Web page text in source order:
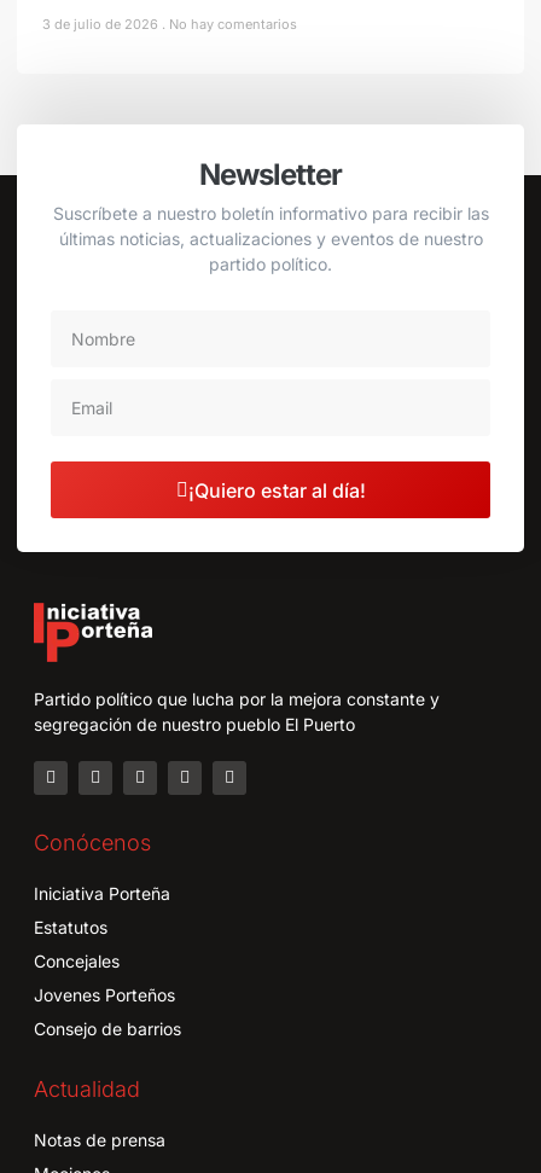
3 de julio de 2026 No hay comentarios
Newsletter
Suscríbete a nuestro boletín informativo para recibir las
últimas noticias, actualizaciones y eventos de nuestro
partido político.
¡Quiero estar al día!
Partido político que lucha por la mejora constante y
segregación de nuestro pueblo El Puerto
Conócenos
Iniciativa Porteña
Estatutos
Concejales
Jovenes Porteños
Consejo de barrios
Actualidad
Notas de prensa